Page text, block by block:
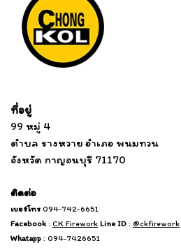
ที่อยู่
99 หมู่ 4
ตำบล รางหวาย อำเภอ พนมทวน
จังหวัด กาญจนบุรี 71170
ติดต่อ
เบอร์โทร 094-742-6651
Facebook: CK Firework Line ID : @ckfirework
Whatapp : 094-7426651